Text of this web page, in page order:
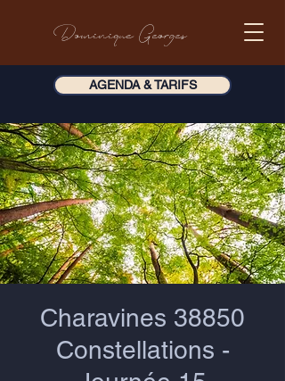
Dominique Georges
AGENDA & TARIFS
Charavines 38850
Constellations -